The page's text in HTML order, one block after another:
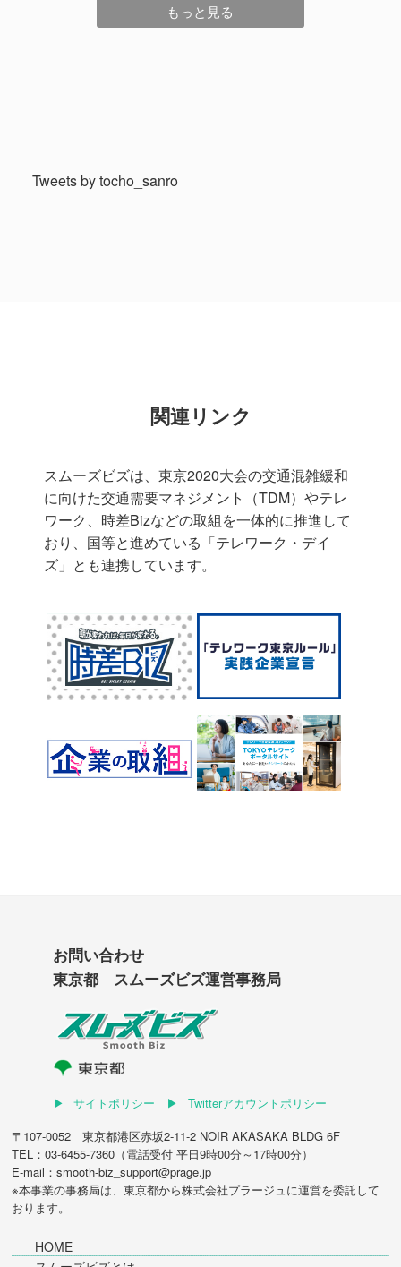
もっと見る
Tweets by tocho_sanro
関連リンク
スムーズビズは、東京2020大会の交通混雑緩和
に向けた交通需要マネジメント（TDM）やテレ
ワーク、時差Bizなどの取組を一体的に推進して
おり、国等と進めている「テレワーク・デイ
ズ」とも連携しています。
お問い合わせ
東京都 スムーズビズ運営事務局
サイトポリシー
Twitterアカウントポリシー
〒107-0052 東京都港区赤坂2-11-2 NOIR AKASAKA BLDG 6F
TEL：03-6455-7360（電話受付 平日9時00分～17時00分）
E-mail：smooth-biz_support@prage.jp
※本事業の事務局は、東京都から株式会社プラージュに運営を委託して
おります。
HOME